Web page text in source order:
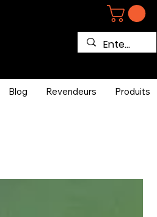
Blog Revendeurs Produits